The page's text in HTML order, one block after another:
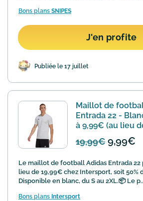
Bons plans SNIPES
J'en profite
Publiée le 17 juillet
Maillot de
Entrada 22 -
à 9,99€ (au lieu
19,99€ 9,99€
Le maillot de football Adidas Entrada 22
lieu de 19,99€ chez Intersport, soit 50%
Disponible en blanc, du S au 2XL.📦 Le
Bons plans Intersport